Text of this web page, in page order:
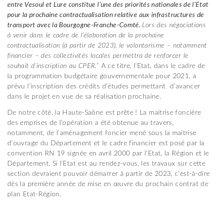
entre Vesoul et Lure constitue l’une des priorités nationales de l’Etat
pour la prochaine contractualisation relative aux infrastructures de
transport avec la Bourgogne-Franche-Comté. Lors des négociations
à venir dans le cadre de l’élaboration de la prochaine
contractualisation (à partir de 2023), le volontarisme – notamment
financier – des collectivités locales permettra de renforcer le
souhait d’inscription au CPER.” A ce titre, l’Etat, dans le cadre de
la programmation budgétaire gouvernementale pour 2021, a
prévu l’inscription des crédits d’études permettant d’avancer
dans le projet en vue de sa réalisation prochaine.
De notre côté, la Haute-Saône est prête ! La maitrise foncière
des emprises de l’opération a été obtenue au travers,
notamment, de l’aménagement foncier mené sous la maitrise
d’ouvrage du Département et le cadre financier est posé par la
convention RN 19 signée en avril 2000 par l’Etat, la Région et le
Département. Si l’Etat est au rendez-vous, les travaux sur cette
section devraient pouvoir démarrer à partir de 2023, c’est-à-dire
dès la première année de mise en œuvre du prochain contrat de
plan Etat-Région.